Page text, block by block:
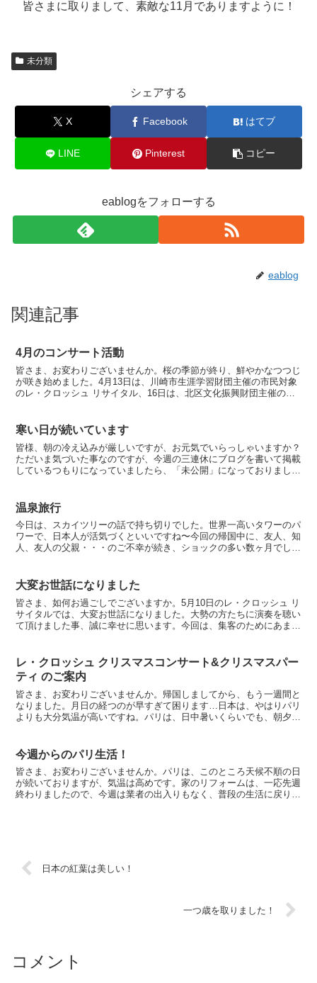
皆さまに取りまして、素敵な11月でありますように！
未分類
シェアする
X Facebook はてブ
LINE Pinterest コピー
eablogをフォローする
eablog
関連記事
4月のコンサート活動
皆さま、お変わりございませんか。桜の季節が終り、鮮やかなつつじ
が咲き始めました。4月13日は、川崎市生涯学習財団主催の市民対象
のレ・クロッシュ リサイタル、16日は、北区文化振興財団主催のま
寒い日が続いています
皆様、朝の冷え込みが厳しいですが、お元気でいらっしゃいますか？
ただいま気づいた事なのですが、今週の三連休にブログを書いて掲載
しているつもりになっていましたら、「未公開」になっておりました
温泉旅行
今日は、スカイツリーの話で持ち切りでした。世界一高いタワーのパ
ワーで、日本人が活気づくといいですね〜今回の帰国中に、友人、知
人、友人の父親・・・のご不幸が続き、ショックの多い数ヶ月でし
大変お世話になりました
皆さま、如何お過ごしでございますか。5月10日のレ・クロッシュ リ
サイタルでは、大変お世話になりました。大勢の方たちに演奏を聴い
て頂けました事、誠に幸せに思います。今回は、集客のためにあまり
レ・クロッシュ クリスマスコンサート&クリスマスパー
ティ のご案内
皆さま、お変わりございませんか。帰国しましてから、もう一週間と
なりました。月日の経つのが早すぎて困ります…日本は、やはりパリ
よりも大分気温が高いですね。パリは、日中暑いくらいでも、朝夕の
今週からのパリ生活！
皆さま、お変わりございませんか。パリは、このところ天候不順の日
が続いておりますが、気温は高めです。家のリフォームは、一応先週
終わりましたので、今週は業者の出入りもなく、普段の生活に戻りま
日本の紅葉は美しい！
一つ歳を取りました！
コメント